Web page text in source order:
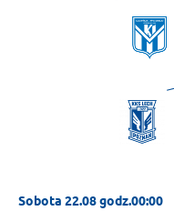
Sobota 22.08 godz.00:00